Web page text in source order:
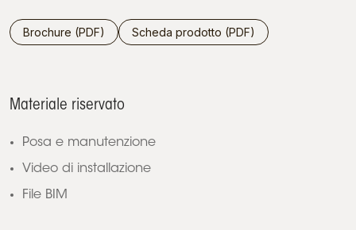
Brochure (PDF) Scheda prodotto (PDF)
Materiale riservato
Posa e manutenzione
Video di installazione
File BIM